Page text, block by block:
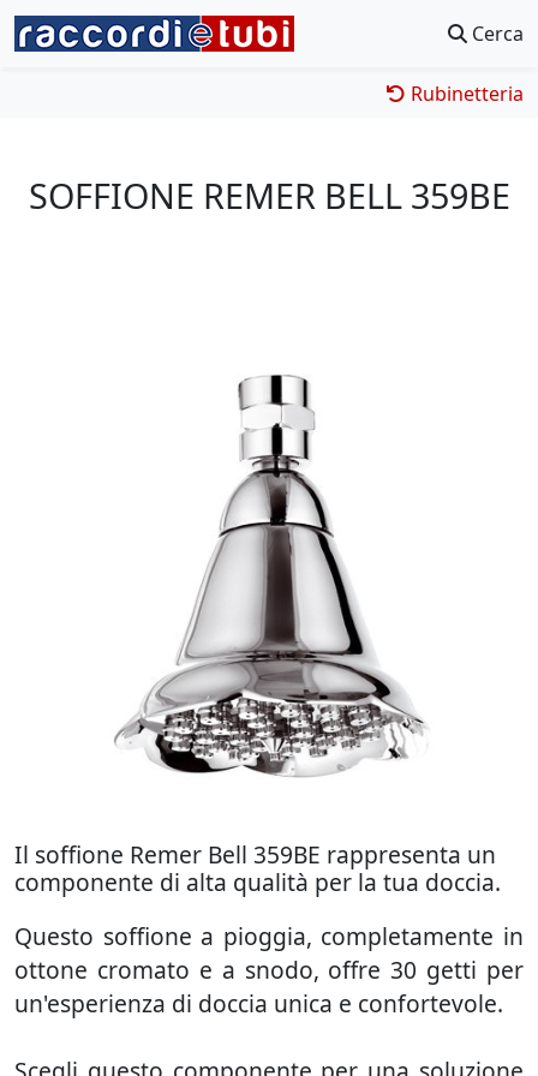
Cerca
Rubinetteria
SOFFIONE REMER BELL 359BE
Il soffione Remer Bell 359BE rappresenta un
componente di alta qualità per la tua doccia.
Questo soffione a pioggia, completamente in
ottone cromato e a snodo, offre 30 getti per
un'esperienza di doccia unica e confortevole.